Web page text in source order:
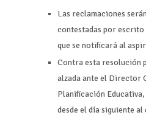
Las reclamaciones
contestadas por
que se notificará al
Contra esta resolución
alzada ante el Director
Planificación
desde el día siguiente